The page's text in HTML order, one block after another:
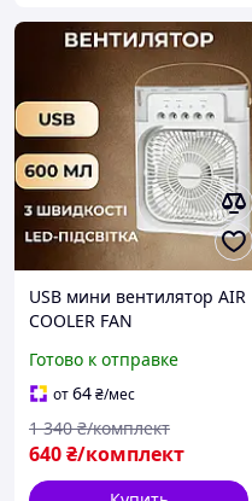
USB мини вентилятор AIR
COOLER FAN
вентилятор 600 мл
Бытовые вентиляторы
LED-подсветка 45 225 мл/
час
Готово к отправке
от64₴/мес
640₴/комплект
1 340 ₴/комплект